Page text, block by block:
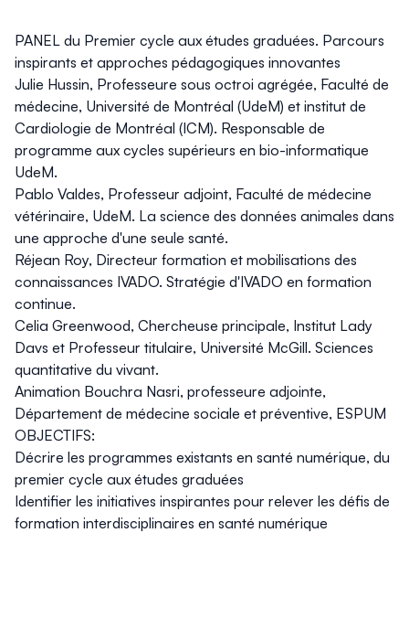
PANEL du Premier cycle aux études graduées. Parcours
inspirants et approches pédagogiques innovantes
Julie Hussin, Professeure sous octroi agrégée, Faculté de
médecine, Université de Montréal (UdeM) et institut de
Cardiologie de Montréal (ICM). Responsable de
programme aux cycles supérieurs en bio-informatique
UdeM.
Pablo Valdes, Professeur adjoint, Faculté de médecine
vétérinaire, UdeM. La science des données animales dans
une approche d'une seule santé.
Réjean Roy, Directeur formation et mobilisations des
connaissances IVADO. Stratégie d'IVADO en formation
continue.
Celia Greenwood, Chercheuse principale, Institut Lady
Davs et Professeur titulaire, Université McGill. Sciences
quantitative du vivant.
Animation Bouchra Nasri, professeure adjointe,
Département de médecine sociale et préventive, ESPUM
OBJECTIFS:
Décrire les programmes existants en santé numérique, du
premier cycle aux études graduées
Identifier les initiatives inspirantes pour relever les défis de
formation interdisciplinaires en santé numérique